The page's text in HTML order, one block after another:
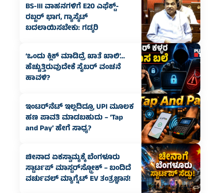
BS-III ವಾಹನಗಳಿಗೆ E20 ಎಫೆಕ್ಟ್-
ರಬ್ಬರ್ ಭಾಗ, ಗ್ಯಾಸ್ಕೆಟ್‌
ಬದಲಾಯಿಸಬೇಕು: ಗಡ್ಕರಿ
‘ಒಂದು ಕ್ಲಿಕ್ ಮಾಡಿದ್ರೆ ಖಾತೆ ಖಾಲಿ’…
ಹೆಚ್ಚುತ್ತಿರುವುದೇಕೆ ಸೈಬರ್ ವಂಚನೆ
ಹಾವಳಿ?
ಇಂಟರ್‌ನೆಟ್ ಇಲ್ಲದಿದ್ರೂ UPI ಮೂಲಕ
ಹಣ ಪಾವತಿ ಮಾಡಬಹುದು – ‘Tap
and Pay’ ಹೇಗೆ ಸಾಧ್ಯ?
ಚೀನಾದ ಏಕಸ್ವಾಮ್ಯಕ್ಕೆ ಬೆಂಗಳೂರು
ಸ್ಟಾರ್ಟಪ್‌ ಮಾಸ್ಟರ್‌ಸ್ಟ್ರೋಕ್ – ಬಂದಿದೆ
ವರ್ಚುವಲ್ ಮ್ಯಾಗ್ನೆಟ್ EV ತಂತ್ರಜ್ಞಾನ!